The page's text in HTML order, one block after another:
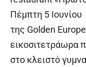
Πέμπτη 5
της Golden
εικοσιτετράωρα
στο κλειστό